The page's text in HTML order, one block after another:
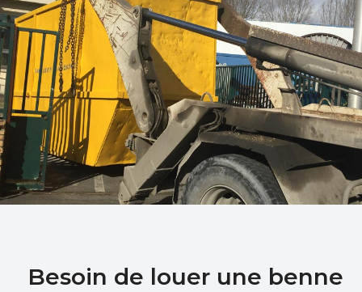
Besoin de louer une benne